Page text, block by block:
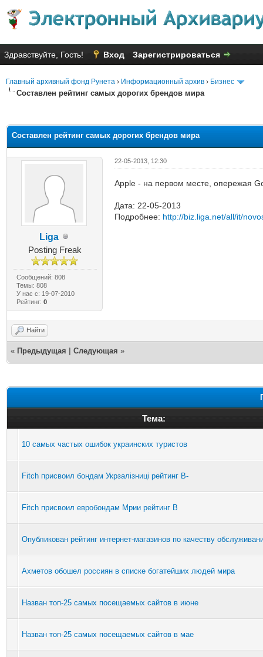
Здравствуйте, Гость! Вход Зарегистрироваться
Главный архивный фонд Рунета › Информационный архив › Бизнес
Составлен рейтинг самых дорогих брендов мира
Составлен рейтинг самых дорогих брендов мира
Liga
Posting Freak
Сообщений: 808
Темы: 808
У нас с: 19-07-2010
Рейтинг: 0
22-05-2013, 12:30
Apple - на первом месте, опережая
Дата: 22-05-2013
Подробнее: http://biz.liga.net/all/it/
Найти
« Предыдущая Следующая »
Тема:
10 самых частых ошибок украинских туристов
Fitch присвоил бондам Укрзалізниці рейтинг B-
Fitch присвоил евробондам Мрии рейтинг B
Опубликован рейтинг интернет-магазинов по качеству
Ахметов обошел россиян в списке богатейших людей мира
Назван топ-25 самых посещаемых сайтов в июне
Назван топ-25 самых посещаемых сайтов в мае